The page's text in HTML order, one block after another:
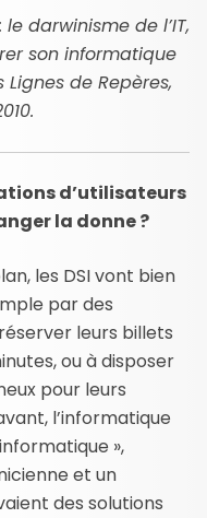
darwinisme de l’IT,
son informatique
de Repères,
d’utilisateurs
la donne ?
les DSI vont bien
par des
leurs billets
ou à disposer
pour leurs
l’informatique
»,
et un
des solutions